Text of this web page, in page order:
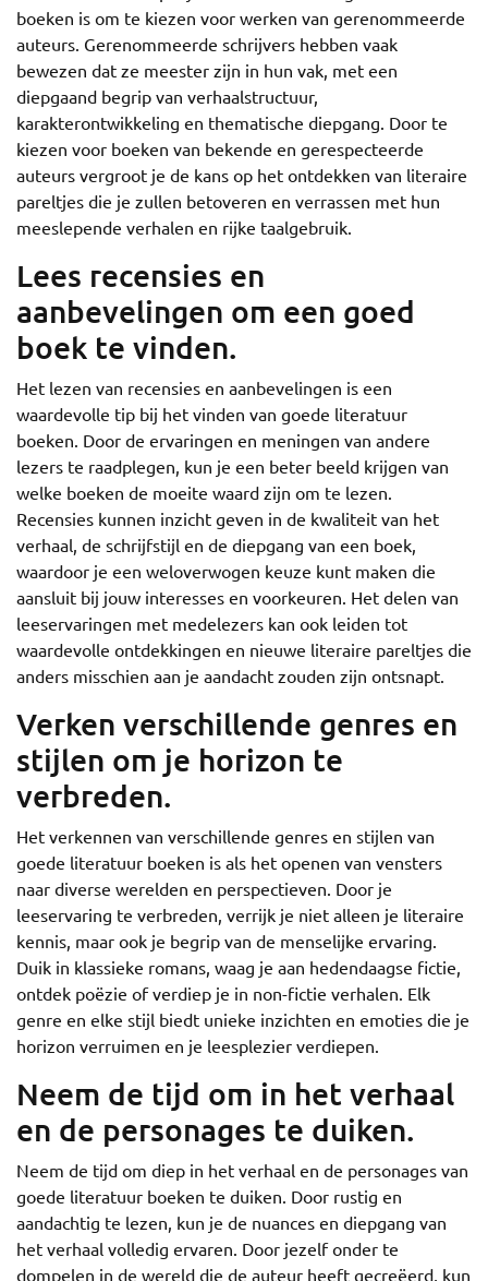
boeken is om te kiezen voor werken van gerenommeerde
auteurs. Gerenommeerde schrijvers hebben vaak
bewezen dat ze meester zijn in hun vak, met een
diepgaand begrip van verhaalstructuur,
karakterontwikkeling en thematische diepgang. Door te
kiezen voor boeken van bekende en gerespecteerde
auteurs vergroot je de kans op het ontdekken van literaire
pareltjes die je zullen betoveren en verrassen met hun
meeslepende verhalen en rijke taalgebruik.
Lees recensies en
aanbevelingen om een goed
boek te vinden.
Het lezen van recensies en aanbevelingen is een
waardevolle tip bij het vinden van goede literatuur
boeken. Door de ervaringen en meningen van andere
lezers te raadplegen, kun je een beter beeld krijgen van
welke boeken de moeite waard zijn om te lezen.
Recensies kunnen inzicht geven in de kwaliteit van het
verhaal, de schrijfstijl en de diepgang van een boek,
waardoor je een weloverwogen keuze kunt maken die
aansluit bij jouw interesses en voorkeuren. Het delen van
leeservaringen met medelezers kan ook leiden tot
waardevolle ontdekkingen en nieuwe literaire pareltjes die
anders misschien aan je aandacht zouden zijn ontsnapt.
Verken verschillende genres en
stijlen om je horizon te
verbreden.
Het verkennen van verschillende genres en stijlen van
goede literatuur boeken is als het openen van vensters
naar diverse werelden en perspectieven. Door je
leeservaring te verbreden, verrijk je niet alleen je literaire
kennis, maar ook je begrip van de menselijke ervaring.
Duik in klassieke romans, waag je aan hedendaagse fictie,
ontdek poëzie of verdiep je in non-fictie verhalen. Elk
genre en elke stijl biedt unieke inzichten en emoties die je
horizon verruimen en je leesplezier verdiepen.
Neem de tijd om in het verhaal
en de personages te duiken.
Neem de tijd om diep in het verhaal en de personages van
goede literatuur boeken te duiken. Door rustig en
aandachtig te lezen, kun je de nuances en diepgang van
het verhaal volledig ervaren. Door jezelf onder te
dompelen in de wereld die de auteur heeft gecreëerd, kun